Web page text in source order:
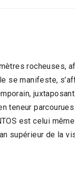
rocheuses,
se manifeste,
est celui
supérieur de la